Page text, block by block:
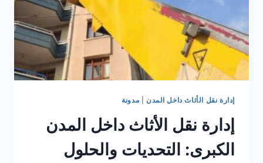
إدارة نقل الأثاث داخل المدن مدونة
إدارة نقل الأثاث داخل المدن
الكبرى: التحديات والحلول